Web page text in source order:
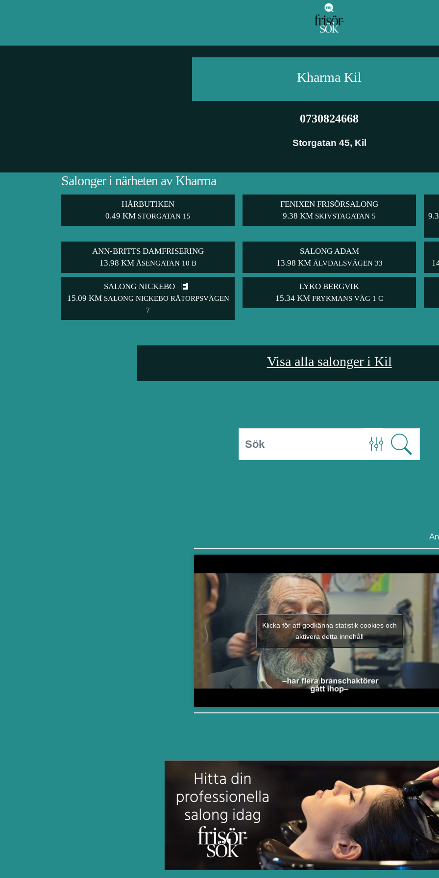
Kharma Kil
0730824668
Storgatan 45, Kil
Salonger i närheten av Kharma
HÅRBUTIKEN
0.49 KM STORGATAN 15
FENIXEN FRISÖRSALONG
9.38 KM SKIVSTAGATAN 5
ANN-BRITTS DAMFRISERING
13.98 KM ÅSENGATAN 10 B
SALONG ADAM
13.98 KM ÄLVDALSVÄGEN 33
SALONG NICKEBO
15.09 KM SALONG NICKEBO RÅTORPSVÄGEN
7
LYKO BERGVIK
15.34 KM FRYKMANS VÄG 1 C
Visa alla salonger i Kil
Klicka för att godkänna statistik cookies och
aktivera detta innehåll